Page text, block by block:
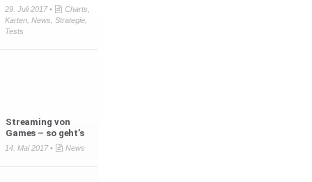
29. Juli 2017 • Charts
Karten, News Strategie,
Tests
Streaming von
Games – so geht’s
14. Mai 2017 • News